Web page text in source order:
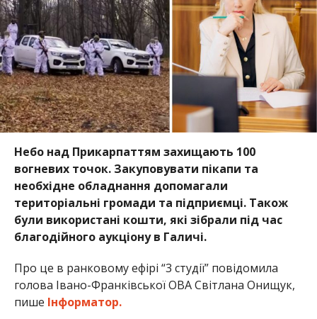
Небо над Прикарпаттям захищають 100
вогневих точок. Закуповувати пікапи та
необхідне обладнання допомагали
територіальні громади та підприємці. Також
були використані кошти, які зібрали під час
благодійного аукціону в Галичі.
Про це в ранковому ефірі “3 студії” повідомила
голова Івано-Франківської ОВА Світлана Онищук,
пише Інформатор.